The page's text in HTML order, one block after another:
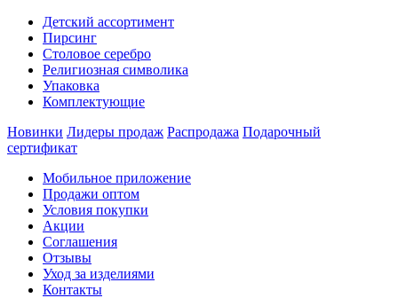
Детский ассортимент
Пирсинг
Столовое серебро
Религиозная символика
Упаковка
Комплектующие
Новинки Лидеры продаж Распродажа Подарочный
сертификат
Мобильное приложение
Продажи оптом
Условия покупки
Акции
Соглашения
Отзывы
Уход за изделиями
Контакты